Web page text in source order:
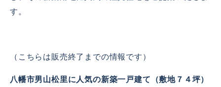
す。
（こちらは販売終了までの情報です）
八幡市男山松里に人気の新築一戸建て（敷地７４坪）